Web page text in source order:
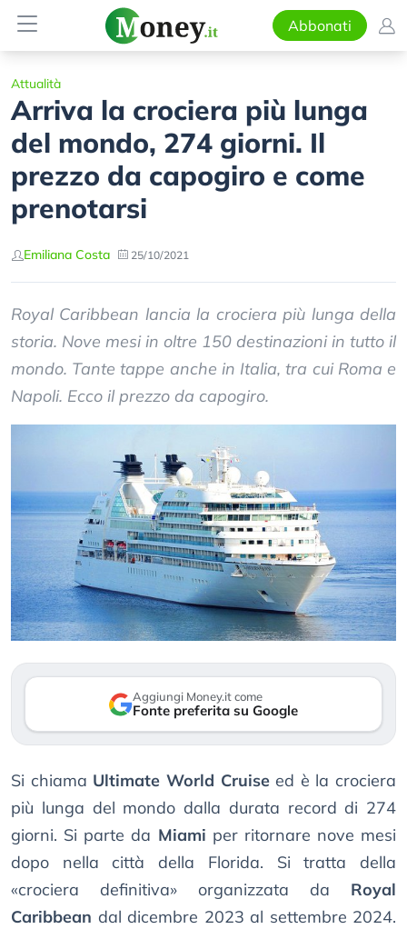
Abbonati
Attualità
Arriva la crociera più lunga
del mondo, 274 giorni. Il
prezzo da capogiro e come
prenotarsi
Emiliana Costa 25/10/2021
Royal Caribbean lancia la crociera più lunga della
storia. Nove mesi in oltre 150 destinazioni in tutto il
mondo. Tante tappe anche in Italia, tra cui Roma e
Napoli. Ecco il prezzo da capogiro.
Aggiungi Money.it come
Fonte preferita su Google
Si chiama Ultimate World Cruiseed è la crociera
più lunga del mondo dalla durata record di 274
giorni. Si parte da Miami per ritornare nove mesi
dopo nella città della Florida. Si tratta della
«crociera definitiva» organizzata da Royal
Caribbean dal dicembre 2023 al settembre 2024.